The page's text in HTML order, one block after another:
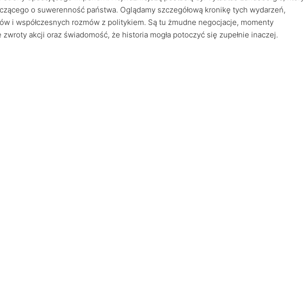
o suwerenność państwa. Oglądamy szczegółową kronikę tych wydarzeń,
i współczesnych rozmów z politykiem. Są tu żmudne negocjacje, momenty
zwroty akcji oraz świadomość, że historia mogła potoczyć się zupełnie inaczej.